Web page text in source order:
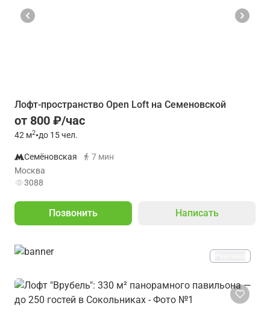
Лофт-пространство Open Loft на Семеновской
от 800 ₽/час
42 м2•до 15 чел.
Семёновская
7 мин
Москва
3088
Позвонить Написать